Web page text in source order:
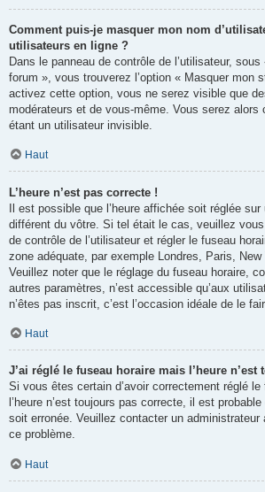
Comment puis-je masquer mon nom
utilisateurs en ligne ?
Dans le panneau de contrôle de l’utilisateur,
forum », vous trouverez l’option « Masquer mon
activez cette option, vous ne serez visible que
modérateurs et de vous-même. Vous serez alors
étant un utilisateur invisible.
Haut
L’heure n’est pas correcte !
Il est possible que l’heure affichée soit réglée sur
différent du vôtre. Si tel était le cas, veuillez
de contrôle de l’utilisateur et régler le fuseau
zone adéquate, par exemple Londres, Paris, New
Veuillez noter que le réglage du fuseau horaire,
autres paramètres, n’est accessible qu’aux
n’êtes pas inscrit, c’est l’occasion idéale de le
Haut
J’ai réglé le fuseau horaire mais l’heure
Si vous êtes certain d’avoir correctement réglé
l’heure n’est toujours pas correcte, il est
soit erronée. Veuillez contacter un administrateur
ce problème.
Haut